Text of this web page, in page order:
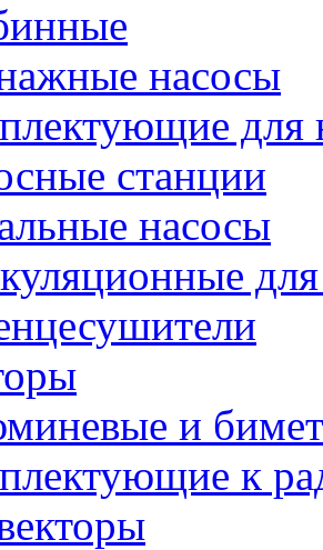
насосы
для
станции
насосы
для
и
к